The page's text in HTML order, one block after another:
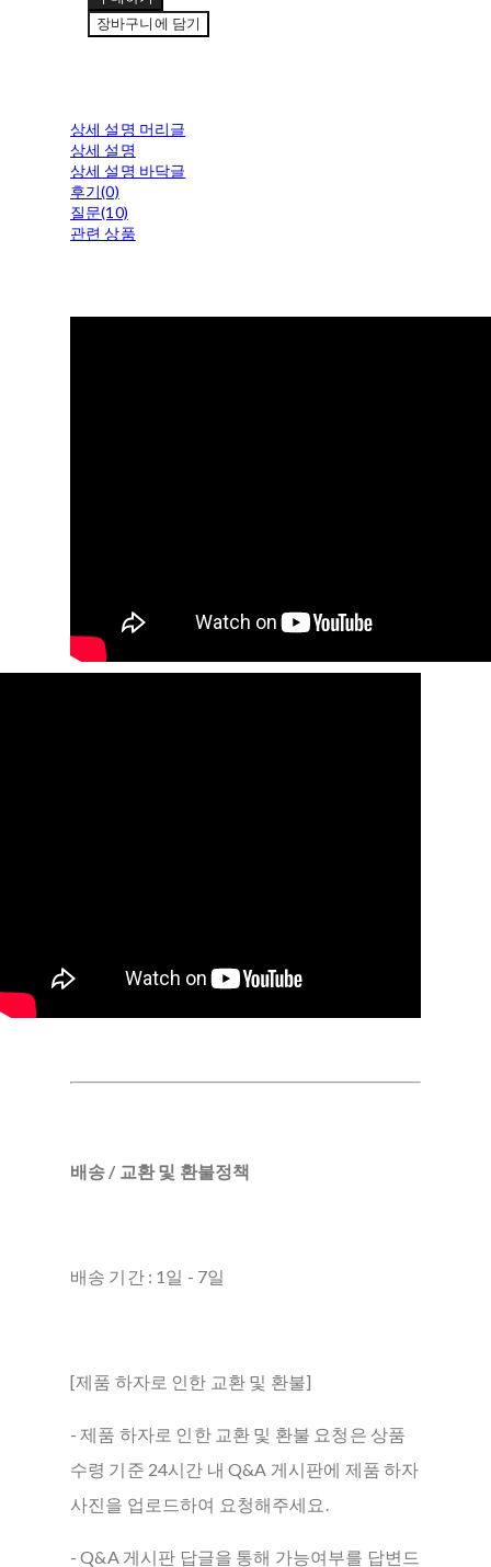
장바구니에 담기
상세 설명 머리글
상세 설명
상세 설명 바닥글
후기(0)
질문(10)
관련 상품
배송 / 교환 및 환불정책
배송 기간 : 1일 - 7일
[제품 하자로 인한 교환 및 환불]
- 제품 하자로 인한 교환 및 환불 요청은 상품
수령 기준 24시간 내 Q&A 게시판에 제품 하자
사진을 업로드하여 요청해주세요.
- Q&A 게시판 답글을 통해 가능여부를 답변드